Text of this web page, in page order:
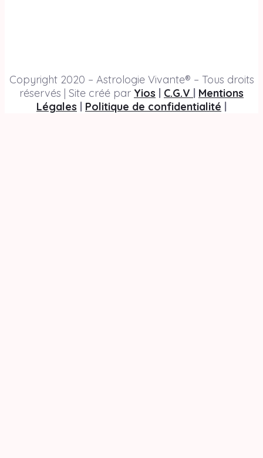
Copyright 2020 – Astrologie Vivante® – Tous droits
réservés | Site créé par Yios | C.G.V | Mentions
Légales | Politique de confidentialité |